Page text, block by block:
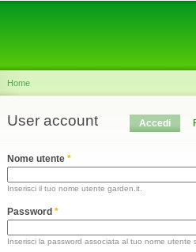
You are here
Home
User account
Primary tabs Accedi
Nome utente *
Inserisci il tuo nome utente garden.it.
Password *
Inserisci la password associata al tuo nome utente